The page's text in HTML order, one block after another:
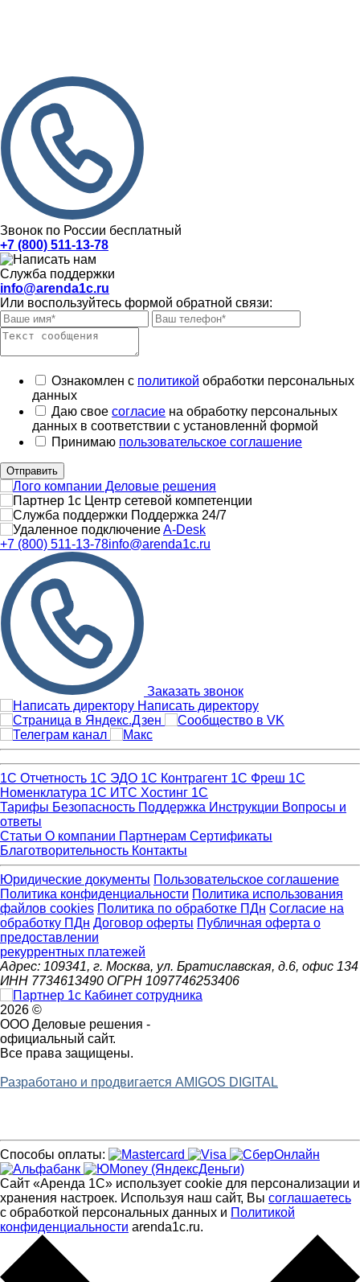
Звонок по России бесплатный
+7 (800) 511-13-78
Служба поддержки
info@arenda1c.ru
Или воспользуйтесь формой обратной связи:
Ознакомлен с политикой обработки персональных
данных
Даю свое согласие на обработку персональных
данных в соответствии с установленнй формой
Принимаю пользовательское соглашение
Отправить
Поддержка 24/7
A-Desk
+7 (800) 511-13-78info@arenda1c.ru
Заказать звонок
Написать директору
1С Отчетность 1С ЭДО 1С Контрагент 1С Фреш 1С
Номенклатура 1С ИТС Хостинг 1С
Тарифы Безопасность Поддержка Инструкции Вопросы и
ответы
Статьи О компании Партнерам Сертификаты
Благотворительность Контакты
Юридические документы Пользовательское соглашение
Политика конфиденциальности Политика использования
файлов cookies Политика по обработке ПДн Cогласие на
обработку ПДн Договор оферты Публичная оферта о
предоставлении
рекуррентных платежей
Адрес: 109341, г. Москва, ул. Братиславская, д.6, офис 134
ИНН 7734613490 ОГРН 1097746253406
2026 ©
ООО Деловые решения -
официальный сайт.
Все права защищены.
Разработано и продвигается AMIGOS DIGITAL
Способы оплаты:
Сайт «Аренда 1С» использует cookie для персонализации и
хранения настроек. Используя наш сайт, Вы соглашаетесь
с обработкой персональных данных и Политикой
конфиденциальности arenda1c.ru.